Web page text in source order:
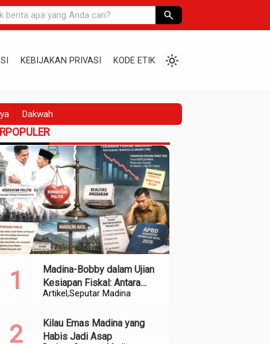
search
KEBIJAKAN PRIVASI KODE ETIK light_mode
Dakwah
Artikel Seputar Madina
Madina-Bobby dalam Ujian
Kesiapan Fiskal: Antara
Kedekatan Politik dan
Kilau Emas Madina yang
Habis Jadi Asap